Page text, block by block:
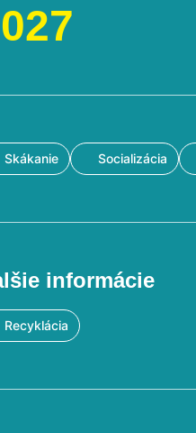
Skákanie Socializácia
informácie
Recyklácia